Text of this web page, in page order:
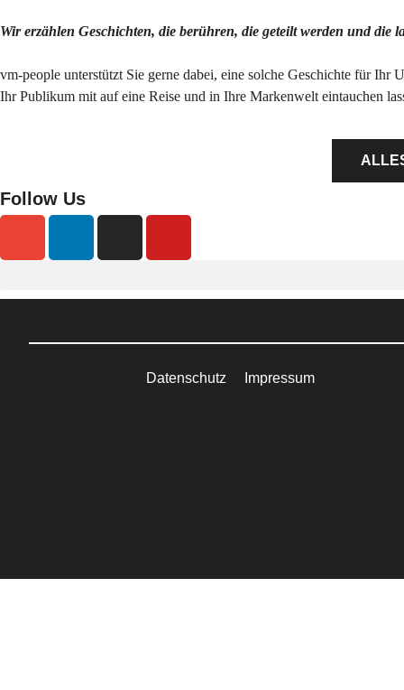
Wir erzählen Geschichten, die berühren, die geteilt werden und die
vm-people unterstützt Sie gerne dabei, eine solche Geschichte für
Ihr Publikum mit auf eine Reise und in Ihre Markenwelt eintauchen
Follow Us
Datenschutz Impressum